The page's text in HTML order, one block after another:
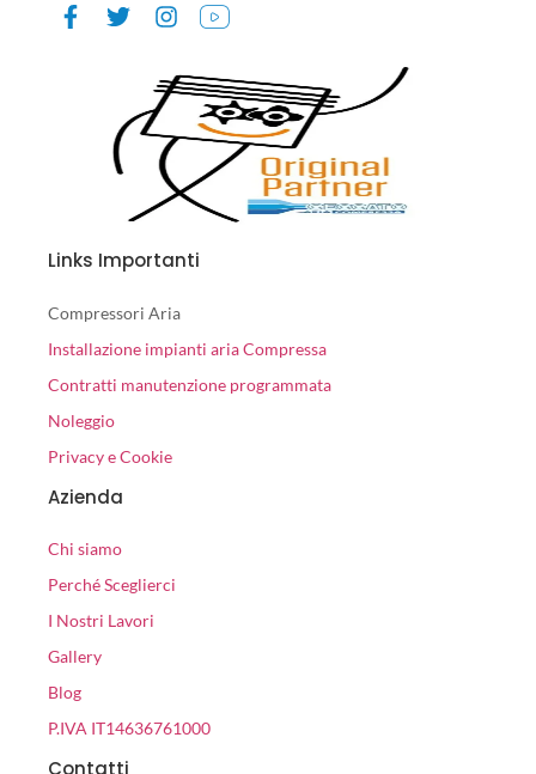
Links Importanti
Compressori Aria
Installazione impianti aria Compressa
Contratti manutenzione programmata
Noleggio
Privacy e Cookie
Azienda
Chi siamo
Perché Sceglierci
I Nostri Lavori
Gallery
Blog
P.IVA IT14636761000
Contatti